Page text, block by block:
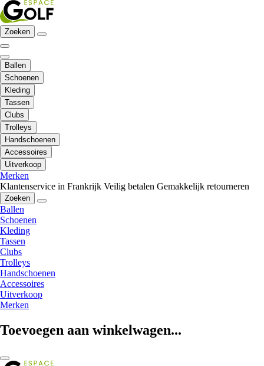
Zoeken
Ballen
Schoenen
Kleding
Tassen
Clubs
Trolleys
Handschoenen
Accessoires
Uitverkoop
Merken
Klantenservice in Frankrijk Veilig betalen Gemakkelijk retourneren
Zoeken
Ballen
Schoenen
Kleding
Tassen
Clubs
Trolleys
Handschoenen
Accessoires
Uitverkoop
Merken
Toevoegen aan winkelwagen...